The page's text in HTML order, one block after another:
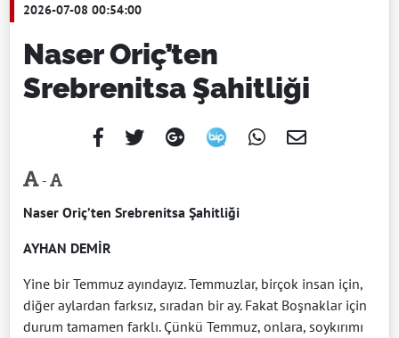
2026-07-08 00:54:00
Naser Oriç’ten
Srebrenitsa Şahitliği
-
Naser Oriç’ten Srebrenitsa Şahitliği
AYHAN DEMİR
Yine bir Temmuz ayındayız. Temmuzlar, birçok insan için,
diğer aylardan farksız, sıradan bir ay. Fakat Boşnaklar için
durum tamamen farklı. Çünkü Temmuz, onlara, soykırımı